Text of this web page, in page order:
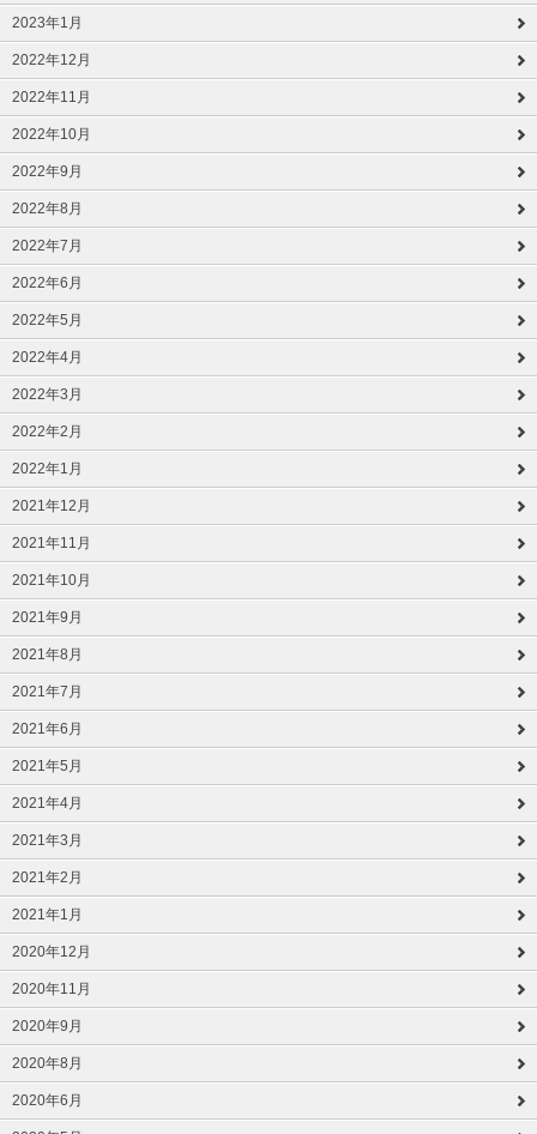
2023年1月
2022年12月
2022年11月
2022年10月
2022年9月
2022年8月
2022年7月
2022年6月
2022年5月
2022年4月
2022年3月
2022年2月
2022年1月
2021年12月
2021年11月
2021年10月
2021年9月
2021年8月
2021年7月
2021年6月
2021年5月
2021年4月
2021年3月
2021年2月
2021年1月
2020年12月
2020年11月
2020年9月
2020年8月
2020年6月